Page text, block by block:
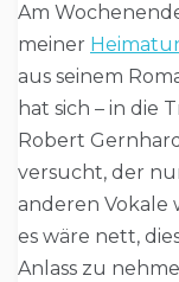
Am
meiner
aus seinem
hat sich – in die
Robert
versucht, der
anderen Vokale
es wäre nett,
Anlass zu